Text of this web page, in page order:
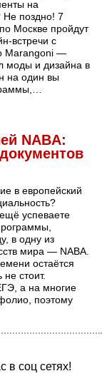
на
Не поздно! 7
Москве пройдут
встречи с
Marangoni —
моды и дизайна в
на один вы
NABA:
в европейский
успеваете
в одну из
мира — NABA.
остаётся
не стоит.
а на многие
поэтому
в соц сетях!